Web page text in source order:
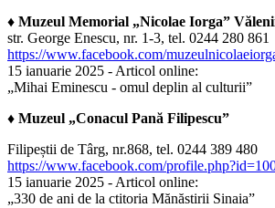
♦ Muzeul Memorial „Nicolae Iorga”
str. George Enescu, nr. 1-3, tel. 0244 280 861
https://www.facebook.com/
15 ianuarie 2025 - Articol online:
„Mihai Eminescu - omul deplin al culturii”
♦ Muzeul „Conacul Pană Filipescu”
Filipeștii de Târg, nr.868, tel. 0244 389 480
https://www.facebook.com/
15 ianuarie 2025 - Articol online:
„330 de ani de la ctitoria Mănăstirii Sinaia”